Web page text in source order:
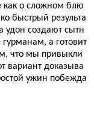
как о сложном блю
быстрый результа
удон создают сытн
а готовит
что мы привыкли
вариант доказыва
ужин побежда